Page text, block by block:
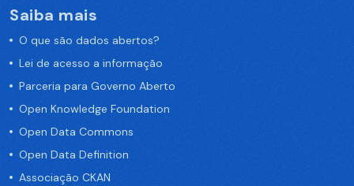
Saiba mais
O que são dados abertos?
Lei de acesso a informação
Parceria para Governo Aberto
Open Knowledge Foundation
Open Data Commons
Open Data Definition
Associação CKAN